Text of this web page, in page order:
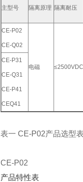
主型号 隔离原理 隔离耐压
CE-P02
CE-Q02
电磁 ≤2500VDC
CE-P31
CE-Q31
CE-P41
CEQ41
表一 CE-P02产品选型表
CE-P02
产品特性表